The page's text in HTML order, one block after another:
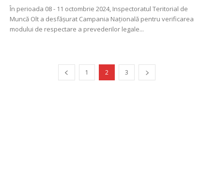
În perioada 08 - 11 octombrie 2024, Inspectoratul Teritorial de
Muncă Olt a desfășurat Campania Națională pentru verificarea
modului de respectare a prevederilor legale...
1 2 3